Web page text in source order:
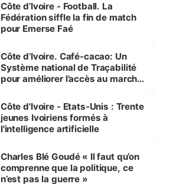
Côte d’Ivoire - Football. La
Fédération siffle la fin de match
pour Emerse Faé
Côte d’Ivoire. Café-cacao: Un
Système national de Traçabilité
pour améliorer l’accès au marché
Côte d'Ivoire - Etats-Unis : Trente
jeunes Ivoiriens formés à
l'intelligence artificielle
Charles Blé Goudé « Il faut qu’on
comprenne que la politique, ce
n’est pas la guerre »